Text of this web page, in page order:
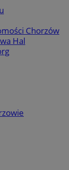
Chorzów
Hal